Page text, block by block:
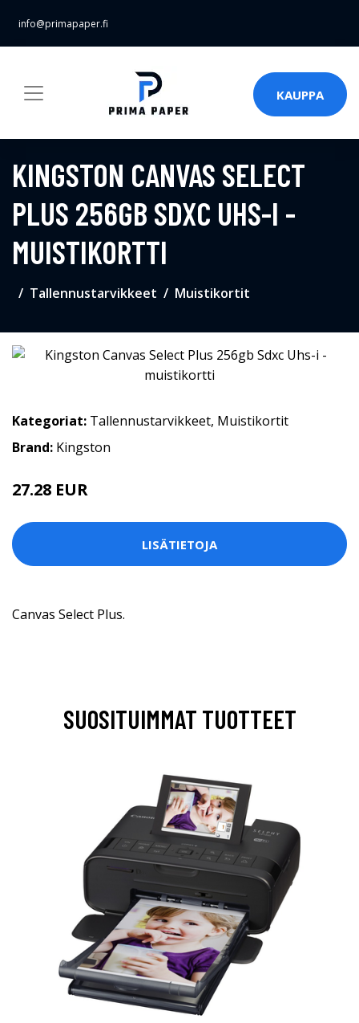
info@primapaper.fi
KAUPPA
KINGSTON CANVAS SELECT
PLUS 256GB SDXC UHS-I -
MUISTIKORTTI
Tallennustarvikkeet Muistikortit
Kategoriat: Tallennustarvikkeet, Muistikortit
Brand: Kingston
27.28 EUR
LISÄTIETOJA
Canvas Select Plus.
SUOSITUIMMAT TUOTTEET